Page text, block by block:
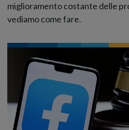
miglioramento costante delle
vediamo come fare.